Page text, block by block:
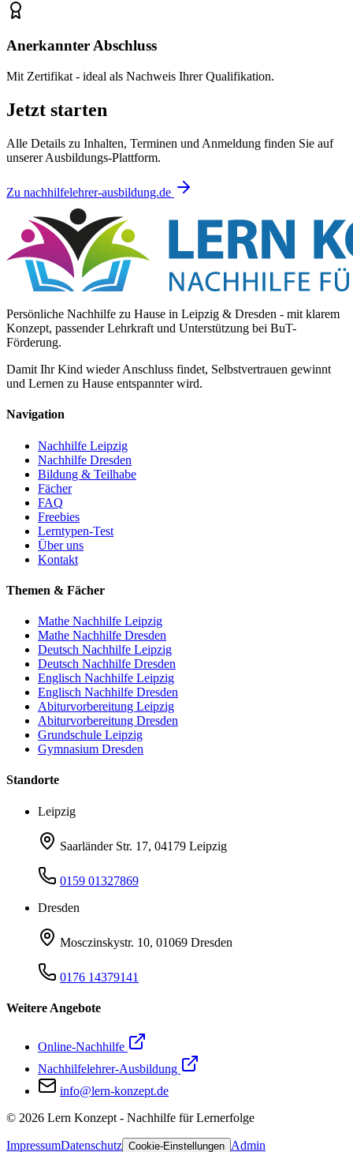
Anerkannter Abschluss
Mit Zertifikat - ideal als Nachweis Ihrer Qualifikation.
Jetzt starten
Alle Details zu Inhalten, Terminen und Anmeldung finden Sie auf
unserer Ausbildungs-Plattform.
Zu nachhilfelehrer-ausbildung.de
Persönliche Nachhilfe zu Hause in Leipzig & Dresden - mit klarem
Konzept, passender Lehrkraft und Unterstützung bei BuT-
Förderung.
Damit Ihr Kind wieder Anschluss findet, Selbstvertrauen gewinnt
und Lernen zu Hause entspannter wird.
Navigation
Nachhilfe Leipzig
Nachhilfe Dresden
Bildung & Teilhabe
Fächer
FAQ
Freebies
Lerntypen-Test
Über uns
Kontakt
Themen & Fächer
Mathe Nachhilfe Leipzig
Mathe Nachhilfe Dresden
Deutsch Nachhilfe Leipzig
Deutsch Nachhilfe Dresden
Englisch Nachhilfe Leipzig
Englisch Nachhilfe Dresden
Abiturvorbereitung Leipzig
Abiturvorbereitung Dresden
Grundschule Leipzig
Gymnasium Dresden
Standorte
Leipzig
Saarländer Str. 17, 04179 Leipzig
0159 01327869
Dresden
Mosczinskystr. 10, 01069 Dresden
0176 14379141
Weitere Angebote
Online-Nachhilfe
Nachhilfelehrer-Ausbildung
info@lern-konzept.de
© 2026 Lern Konzept - Nachhilfe für Lernerfolge
ImpressumDatenschutz Cookie-Einstellungen Admin